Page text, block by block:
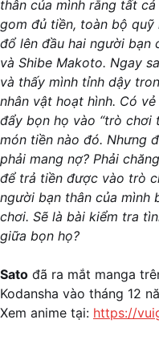
thân của mình rằng tất
gom đủ tiền, toàn bộ
đổ lên đầu hai người bạn
và Shibe Makoto. Ngay
và thấy mình tỉnh dậy
nhân vật hoạt hình. Có
đẩy bọn họ vào “trò chơi
món tiền nào đó. Nhưng
phải mang nợ? Phải
để trả tiền được vào trò
người bạn thân của mình
chơi. Sẽ là bài kiểm tra
giữa bọn họ?
Sato đã ra mắt manga
Kodansha vào tháng 12
Xem anime tại: https://